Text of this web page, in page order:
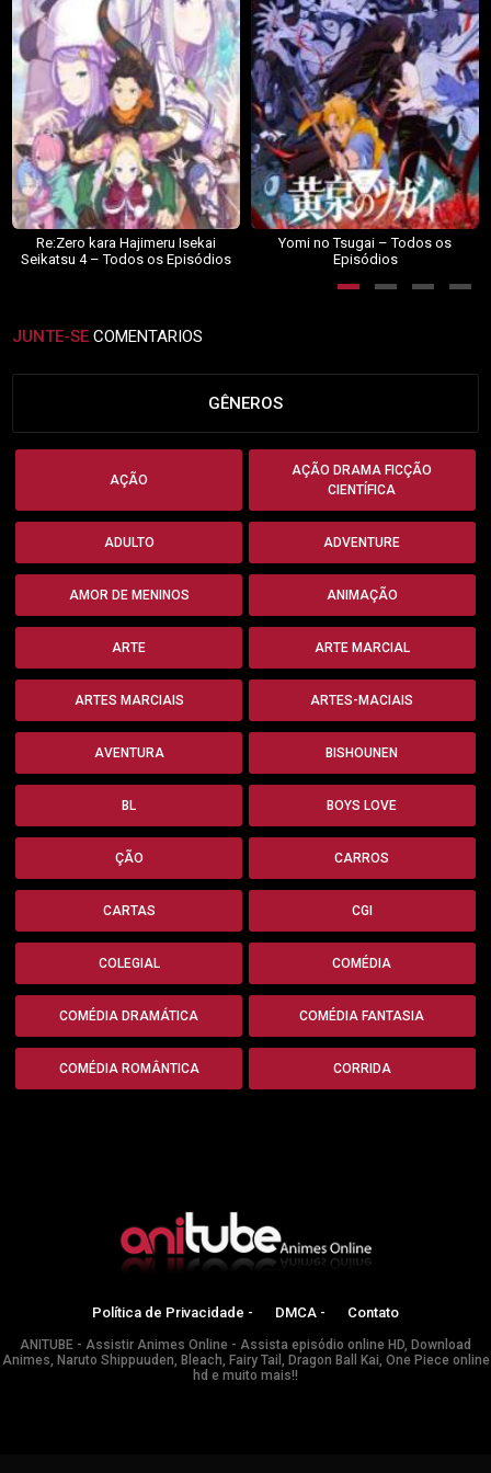
Re:Zero kara Hajimeru Isekai
Seikatsu 4 – Todos os Episódios
Yomi no Tsugai – Todos os
Episódios
JUNTE-SE COMENTARIOS
GÊNEROS
AÇÃO
AÇÃO DRAMA FICÇÃO
CIENTÍFICA
ADULTO ADVENTURE
AMOR DE MENINOS ANIMAÇÃO
ARTE ARTE MARCIAL
ARTES MARCIAIS ARTES-MACIAIS
AVENTURA BISHOUNEN
BL BOYS LOVE
ÇÃO CARROS
CARTAS CGI
COLEGIAL COMÉDIA
COMÉDIA DRAMÁTICA COMÉDIA FANTASIA
COMÉDIA ROMÂNTICA CORRIDA
Política de Privacidade - DMCA - Contato
ANITUBE - Assistir Animes Online - Assista episódio online HD, Download
Animes, Naruto Shippuuden, Bleach, Fairy Tail, Dragon Ball Kai, One Piece online
hd e muito mais!!